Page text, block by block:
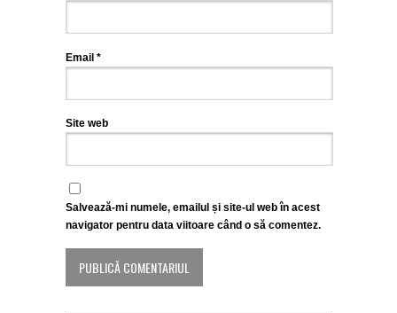
Email *
Site web
Salvează-mi numele, emailul și site-ul web în acest
navigator pentru data viitoare când o să comentez.